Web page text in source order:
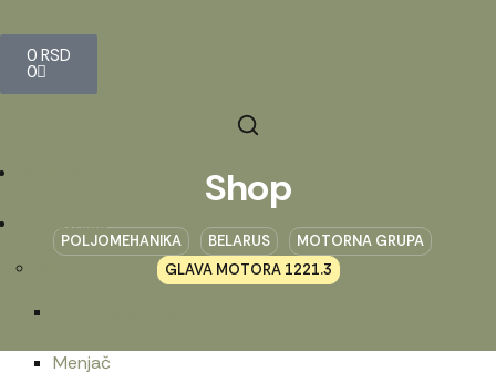
0 RSD
0
Prodavnica
Menjač
Shop
POLJOMEHANIKA BELARUS
MOTORNA GRUPA
GLAVA MOTORA 1221.3